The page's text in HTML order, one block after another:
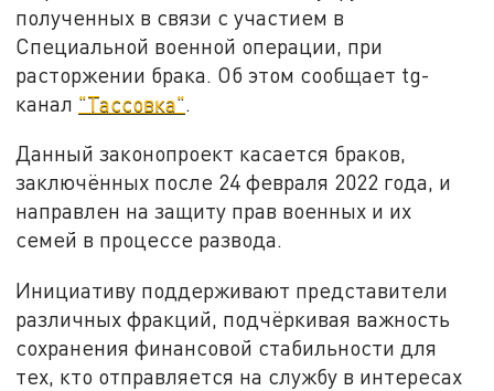
полученных в связи с участием в
Специальной военной операции, при
расторжении брака. Об этом сообщает tg-
канал "Тассовка".
Данный законопроект касается браков,
заключённых после 24 февраля 2022 года, и
направлен на защиту прав военных и их
семей в процессе развода.
Инициативу поддерживают представители
различных фракций, подчёркивая важность
сохранения финансовой стабильности для
тех, кто отправляется на службу в интересах